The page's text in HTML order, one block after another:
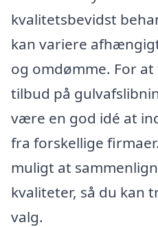
kvalitetsbevidst
kan variere
og omdømme. For
tilbud på
være en god idé at
fra forskellige
muligt at
kvaliteter, så du kan
valg.